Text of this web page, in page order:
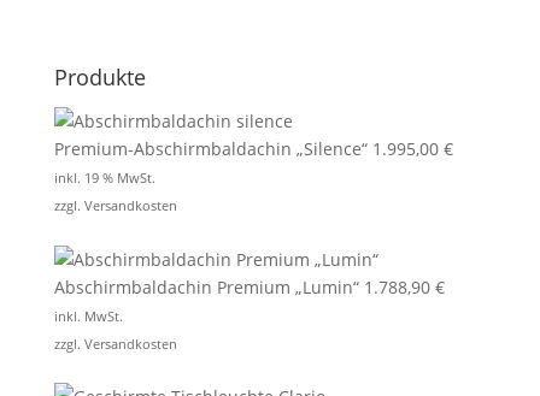
Produkte
Premium-Abschirmbaldachin „Silence“ 1.995,00 €
inkl. 19 % MwSt.
zzgl. Versandkosten
Abschirmbaldachin Premium „Lumin“ 1.788,90 €
inkl. MwSt.
zzgl. Versandkosten